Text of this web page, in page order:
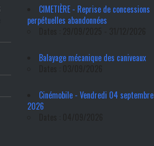
CIMETIÈRE - Reprise de concessions
perpétuelles abandonnées
Balayage mécanique des caniveaux
Cinémobile - Vendredi 04 septembre
2026